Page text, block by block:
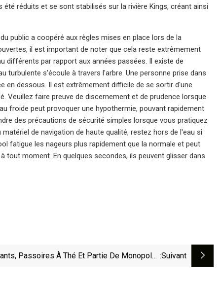
réduits et se sont stabilisés sur la rivière Kings, créant ainsi
public a coopéré aux règles mises en place lors de la
il est important de noter que cela reste extrêmement
différents par rapport aux années passées. Il existe de
turbulente s'écoule à travers l'arbre. Une personne prise dans
en dessous. Il est extrêmement difficile de se sortir d'une
Veuillez faire preuve de discernement et de prudence lorsque
froide peut provoquer une hypothermie, pouvant rapidement
des précautions de sécurité simples lorsque vous pratiquez
de navigation de haute qualité, restez hors de l'eau si
fatigue les nageurs plus rapidement que la normale et peut
moment. En quelques secondes, ils peuvent glisser dans
Passoires À Thé Et Partie De Monopoly... :suivant